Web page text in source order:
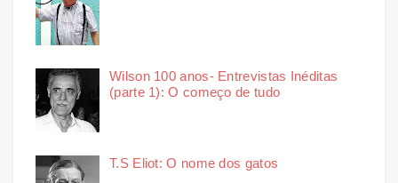
Wilson 100 anos- Entrevistas Inéditas
(parte 1): O começo de tudo
T.S Eliot: O nome dos gatos